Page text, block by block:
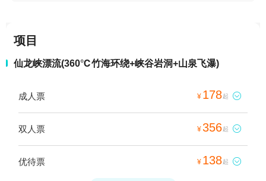
项目
仙龙峡漂流(360℃竹海环绕+峡谷岩洞+山泉飞瀑)
成人票 ¥ 178起 
双人票 ¥356起 
优待票 ¥ 138起 